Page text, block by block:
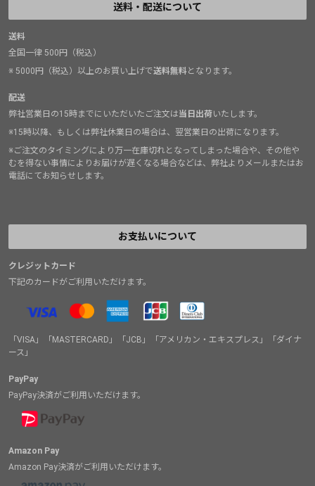
送料・配送について
送料
全国一律 500円（税込）
※ 5000円（税込）以上のお買い上げで送料無料となります。
配送
弊社営業日の15時までにいただいたご注文は当日出荷いたします。
※15時以降、もしくは弊社休業日の場合は、翌営業日の出荷になります。
※ご注文のタイミングにより万一在庫切れとなってしまった場合や、その他や
むを得ない事情によりお届けが遅くなる場合などは、弊社よりメールまたはお
電話にてお知らせします。
お支払いについて
クレジットカード
下記のカードがご利用いただけます。
「VISA」「MASTERCARD」「JCB」「アメリカン・エキスプレス」「ダイナ
ース」
PayPay
PayPay決済がご利用いただけます。
Amazon Pay
Amazon Pay決済がご利用いただけます。